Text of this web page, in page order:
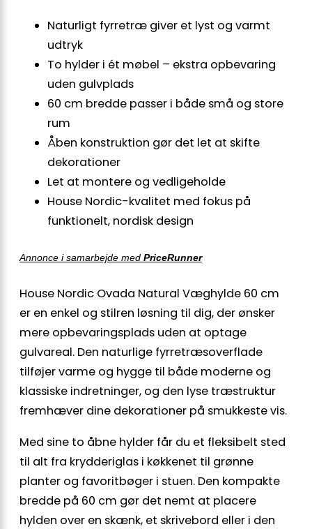
Naturligt fyrretræ giver et lyst og varmt
udtryk
To hylder i ét møbel – ekstra opbevaring
uden gulvplads
60 cm bredde passer i både små og store
rum
Åben konstruktion gør det let at skifte
dekorationer
Let at montere og vedligeholde
House Nordic-kvalitet med fokus på
funktionelt, nordisk design
Annonce i samarbejde med PriceRunner
House Nordic Ovada Natural Væghylde 60 cm
er en enkel og stilren løsning til dig, der ønsker
mere opbevaringsplads uden at optage
gulvareal. Den naturlige fyrretræsoverflade
tilføjer varme og hygge til både moderne og
klassiske indretninger, og den lyse træstruktur
fremhæver dine dekorationer på smukkeste vis.
Med sine to åbne hylder får du et fleksibelt sted
til alt fra krydderiglas i køkkenet til grønne
planter og favoritbøger i stuen. Den kompakte
bredde på 60 cm gør det nemt at placere
hylden over en skænk, et skrivebord eller i den